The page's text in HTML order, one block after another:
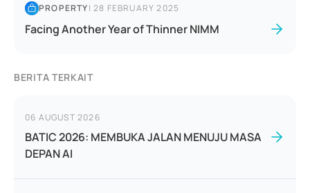
PROPERTY|28 FEBRUARY 2025
Facing Another Year of Thinner NIMM
BERITA TERKAIT
06 AUGUST 2026
BATIC 2026: MEMBUKA JALAN MENUJU MASA
DEPAN AI